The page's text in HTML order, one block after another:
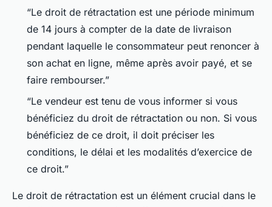
“Le droit de rétractation est une période minimum
de 14 jours à compter de la date de livraison
pendant laquelle le consommateur peut renoncer à
son achat en ligne, même après avoir payé, et se
faire rembourser.”
“Le vendeur est tenu de vous informer si vous
bénéficiez du droit de rétractation ou non. Si vous
bénéficiez de ce droit, il doit préciser les
conditions, le délai et les modalités d’exercice de
ce droit.”
Le droit de rétractation est un élément crucial dans le